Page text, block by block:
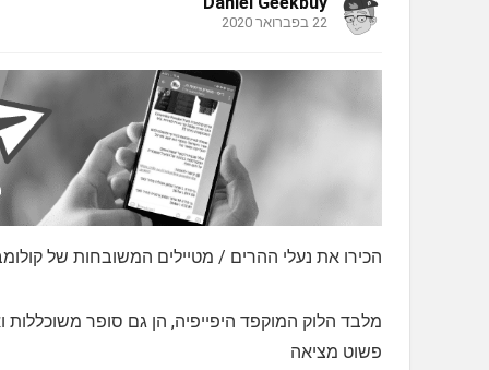
22 בפברואר 2020
הכירו את נעלי ההרים / מטיילים המשובחות של
מלבד הלוק המוקפד היפייפיה, הן גם סופר
פשוט מציאה